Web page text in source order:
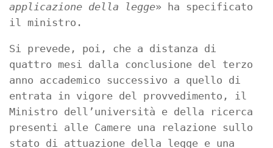
applicazione della legge» ha specificato
il ministro.
Si prevede, poi, che a distanza di
quattro mesi dalla conclusione del terzo
anno accademico successivo a quello di
entrata in vigore del provvedimento, il
Ministro dell’università e della ricerca
presenti alle Camere una relazione sullo
stato di attuazione della legge e una